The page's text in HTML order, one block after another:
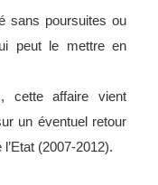
sans poursuites ou
peut le mettre en
cette affaire vient
un éventuel retour
(2007-2012).